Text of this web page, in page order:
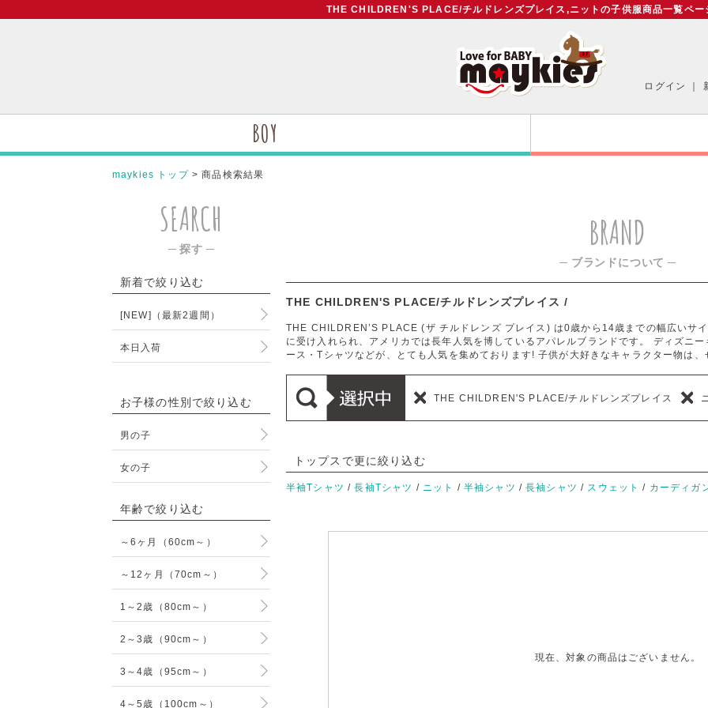
THE CHILDREN'S PLACE/チルドレンズプレイス,ニットの子供服商品一覧ペー
ログイン ｜
BOY
maykies トップ> 商品検索結果
SEARCH
─ 探す ─
新着で絞り込む
[NEW]（最新2週間）
本日入荷
お子様の性別で絞り込む
男の子
女の子
年齢で絞り込む
～6ヶ月（60cm～）
～12ヶ月（70cm～）
1～2歳（80cm～）
2～3歳（90cm～）
3～4歳（95cm～）
4～5歳（100cm～）
BRAND
─ ブランドについて ─
THE CHILDREN'S PLACE/チルドレンズプレイス /
THE CHILDREN’S PLACE (ザ チルドレンズ プレイス) は0歳から14歳までの幅広いサ
に受け入れられ、アメリカでは長年人気を博しているアパレルブランドです。 ディズニ
ース・Tシャツなどが、とても人気を集めております! 子供が大好きなキャラクター物は
THE CHILDREN'S PLACE/チルドレンズプレイス
トップスで更に絞り込む
半袖Tシャツ /長袖Tシャツ / ニット / 半袖シャツ /長袖シャツ / スウェット / カーディガ
現在、対象の商品はございません。